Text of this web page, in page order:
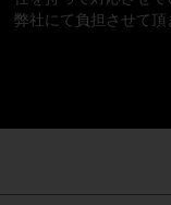
弊社にて負担させて頂